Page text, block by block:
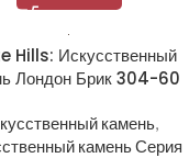
Hills: Искусственный
Лондон Брик 304-60
камень,
камень Серия